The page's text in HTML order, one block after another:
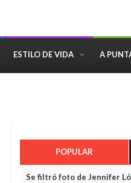
ESTILO DE VIDA A
POPULAR
Se filtró foto de Jennifer